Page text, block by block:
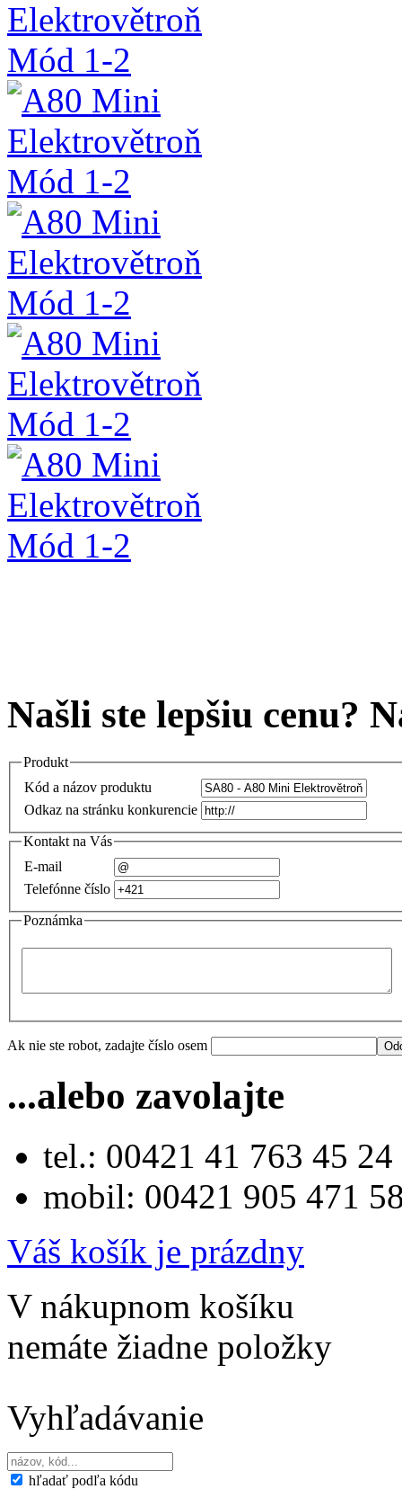
Našli ste lepšiu cenu?
Produkt
Kód a názov produktu
Odkaz na stránku konkurencie
Kontakt na Vás
E-mail
Telefónne číslo
Poznámka
Ak nie ste robot, zadajte číslo osem
...alebo zavolajte
tel.: 00421 41 763 45 24
mobil: 00421 905 471
Váš košík je prázdny
V nákupnom košíku
nemáte žiadne položky
Vyhľadávanie
hľadať podľa kódu